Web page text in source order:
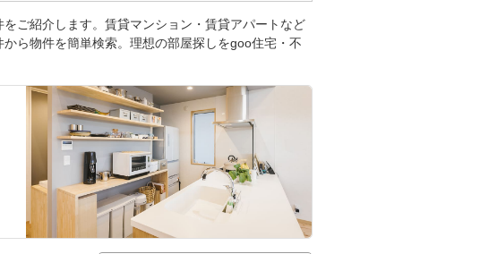
ご紹介します。賃貸マンション・賃貸アパートなど
ら物件を簡単検索。理想の部屋探しをgoo住宅・不